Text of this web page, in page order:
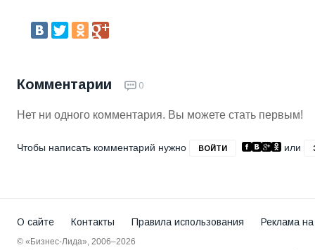
Комментарии 0
Нет ни одного комментария. Вы можете стать первым!
Чтобы написать комментарий нужно ВОЙТИ или
О сайте Контакты Правила использования Реклама
© «Бизнес-Лида», 2006–2026